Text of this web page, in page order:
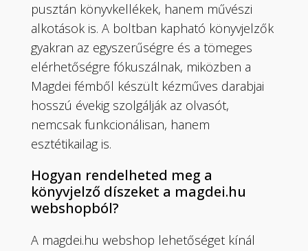
pusztán könyvkellékek, hanem művészi
alkotások is. A boltban kapható könyvjelzők
gyakran az egyszerűségre és a tömeges
elérhetőségre fókuszálnak, miközben a
Magdei fémből készült kézműves darabjai
hosszú évekig szolgálják az olvasót,
nemcsak funkcionálisan, hanem
esztétikailag is.
Hogyan rendelheted meg a
könyvjelző díszeket a magdei.hu
webshopból?
A magdei.hu webshop lehetőséget kínál